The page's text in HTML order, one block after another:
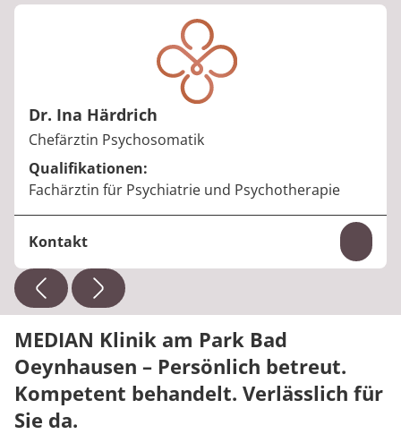
Dr. Ina Härdrich
Berufstitel:
Chefärztin Psychosomatik
Qualifikationen:
Fachärztin für Psychiatrie und Psychotherapie
Kontakt
Telefon:+49 5731 8652870
E-Mail:ina.haerdrich@median-kliniken.de
MEDIAN Klinik am Park Bad
Oeynhausen – Persönlich betreut.
Kompetent behandelt. Verlässlich für
Sie da.